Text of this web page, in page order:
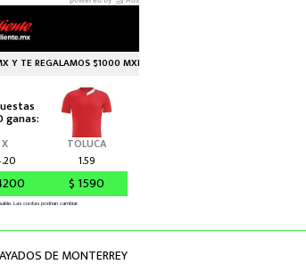
DE MONTERREY